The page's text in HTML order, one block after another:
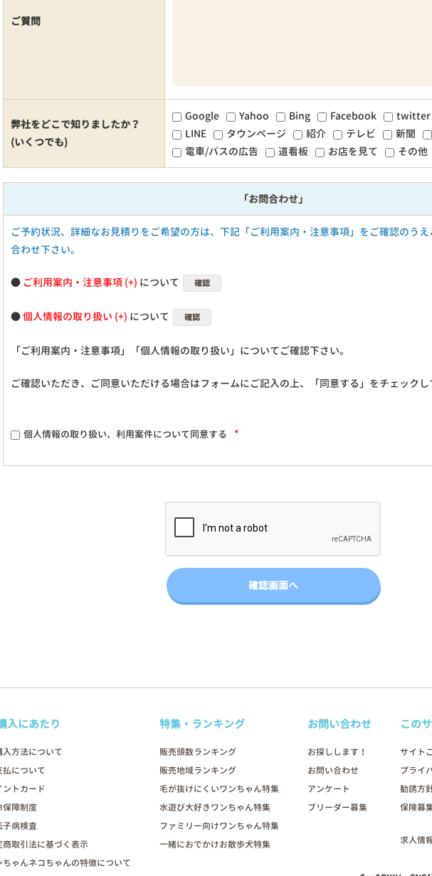
ご質問
弊社をどこで知りましたか？
(いくつでも)
Google Yahoo Bing Facebook twitter
LINE
タウンページ 紹介 テレビ 新聞
電車/バスの広告
道看板 お店を見て その他
「お問合わせ」
ご予約状況、詳細なお見積りをご希望の方は、下記「ご利用案内・注意事項」をご確認のう
合わせ下さい。
● ご利用案内・注意事項 について 確認
●個人情報の取り扱い について 確認
「ご利用案内・注意事項」「個人情報の取り扱い」についてご確認下さい。
ご確認いただき、ご同意いただける場合はフォームにご記入の上、「同意する」をチェックし
個人情報の取り扱い、利用案件について同意する *
入にあたり
入方法について
払について
ントカード
保障制度
子病検査
商取引法に基づく表示
ちゃんネコちゃんの特徴について
特集・ランキング
販売頭数ランキング
販売地域ランキング
毛が抜けにくいワンちゃん特集
水遊び大好きワンちゃん特集
ファミリー向けワンちゃん特集
一緒におでかけお散歩犬特集
お問い合わせ
お探しします！
お問い合わせ
アンケート
ブリーダー募集
この
サイト
プライ
勧誘方
保険募
求人情